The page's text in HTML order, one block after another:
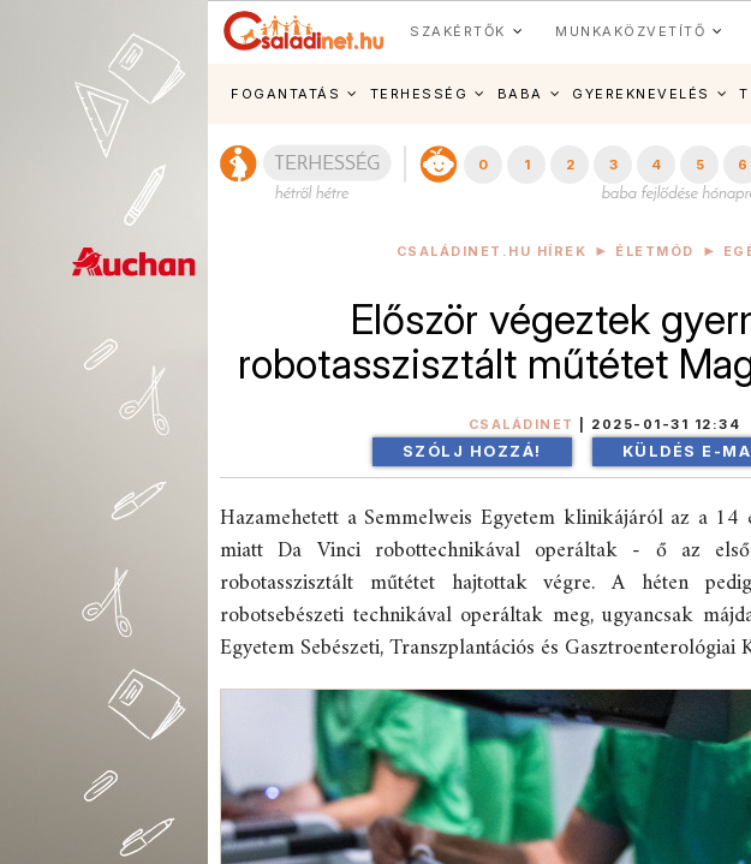
SZAKÉRTŐK MUNKAKÖZVETÍTŐ
FOGANTATÁS TERHESSÉG BABA GYEREKNEVELÉS
0 1 2 3 4 5 6
CSALÁDINET.HU HÍREK ÉLETMÓD
Először végeztek
robotasszisztált műtétet
CSALÁDINET 2025-01-31 12:34
SZÓLJ HOZZÁ! KÜLDÉS E-
Hazamehetett a Semmelweis Egyetem klinikájáról az a 14
miatt Da Vinci robottechnikával operáltak - ő az
robotasszisztált műtétet hajtottak végre. A héten
robotsebészeti technikával operáltak meg, ugyancsak
Egyetem Sebészeti, Transzplantációs és Gasztroenterológiai